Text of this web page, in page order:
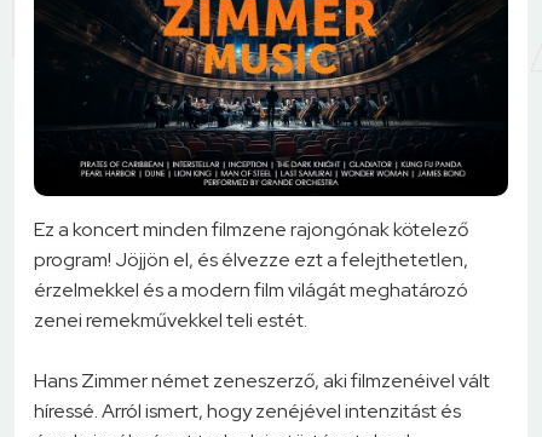
Ez a koncert minden filmzene rajongónak kötelező
program! Jöjjön el, és élvezze ezt a felejthetetlen,
érzelmekkel és a modern film világát meghatározó
zenei remekművekkel teli estét.
Hans Zimmer német zeneszerző, aki filmzenéivel vált
híressé. Arról ismert, hogy zenéjével intenzitást és